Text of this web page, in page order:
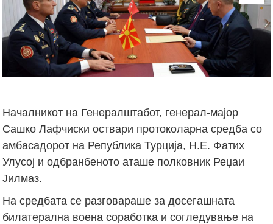
Началникот на Генералштабот, генерал-мајор
Сашко Лафчиски оствари протоколарна средба со
амбасадорот на Република Турција, Н.Е. Фатих
Улусој и одбранбеното аташе полковник Реџаи
Јилмаз.
На средбата се разговараше за досегашната
билатерална воена соработка и согледување на